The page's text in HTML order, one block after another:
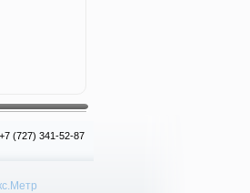
(727) 341-52-87